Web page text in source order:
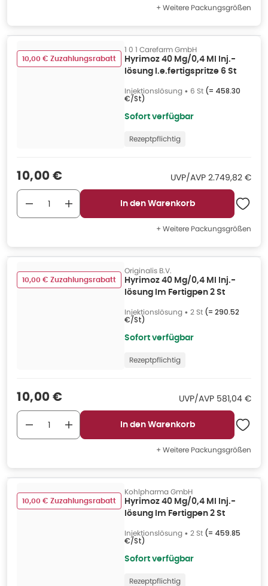
+ Weitere Packungsgrößen
10,00 € Zuzahlungsrabatt
1 0 1 Carefarm GmbH
Hyrimoz 40 Mg/0,4 Ml Inj.-
lösung I.e.fertigspritze 6 St
Injektionslösung • 6 St (= 458.30
€/St)
Sofort verfügbar
Rezeptpflichtig
Verkaufspreis
10,00 € UVP/AVP UVP/AVP
2.749,82 €
In den Warenkorb
+ Weitere Packungsgrößen
10,00 € Zuzahlungsrabatt
Originalis B.V.
Hyrimoz 40 Mg/0,4 Ml Inj.-
lösung Im Fertigpen 2 St
Injektionslösung • 2 St (= 290.52
€/St)
Sofort verfügbar
Rezeptpflichtig
Verkaufspreis
10,00 € UVP/AVP UVP/AVP
581,04 €
In den Warenkorb
+ Weitere Packungsgrößen
10,00 € Zuzahlungsrabatt
Kohlpharma GmbH
Hyrimoz 40 Mg/0,4 Ml Inj.-
lösung Im Fertigpen 2 St
Injektionslösung • 2 St (= 459.85
€/St)
Sofort verfügbar
Rezeptpflichtig